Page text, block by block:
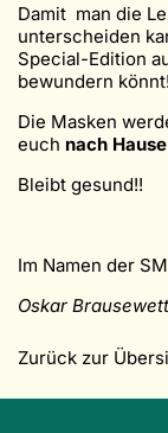
Damit man die
unterscheiden
Special-Edition
bewundern
Die Masken
euch nach Hause
Bleibt gesund!!
Im Namen der
Oskar
Zurück zur